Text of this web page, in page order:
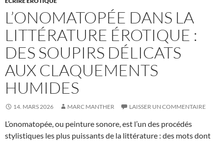
L’ONOMATOPÉE DANS LA
LITTÉRATURE ÉROTIQUE :
DES SOUPIRS DÉLICATS
AUX CLAQUEMENTS
HUMIDES
14. MARS 2026 MARC MANTHER LAISSER UN COMMENTAIRE
L’onomatopée, ou peinture sonore, est l’un des procédés
stylistiques les plus puissants de la littérature : des mots dont